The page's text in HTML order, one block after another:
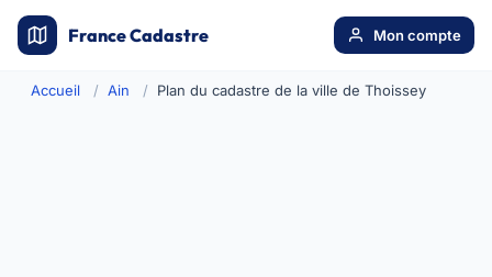
France Cadastre Mon compte
Accueil Ain Plan du cadastre de la ville de Thoissey